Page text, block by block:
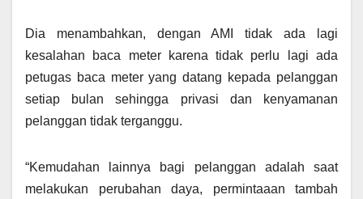
Dia menambahkan, dengan AMI tidak ada lagi
kesalahan baca meter karena tidak perlu lagi ada
petugas baca meter yang datang kepada pelanggan
setiap bulan sehingga privasi dan kenyamanan
pelanggan tidak terganggu.
“Kemudahan lainnya bagi pelanggan adalah saat
melakukan perubahan daya, permintaaan tambah